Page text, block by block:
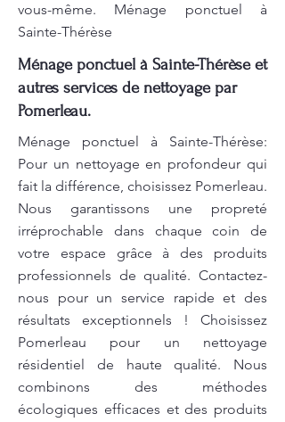
vous-même. Ménage ponctuel à
Sainte-Thérèse
Ménage ponctuel à Sainte-Thérèse et
autres services de nettoyage par
Pomerleau.
Ménage ponctuel à Sainte-Thérèse:
Pour un nettoyage en profondeur qui
fait la différence, choisissez Pomerleau.
Nous garantissons une propreté
irréprochable dans chaque coin de
votre espace grâce à des produits
professionnels de qualité. Contactez-
nous pour un service rapide et des
résultats exceptionnels ! Choisissez
Pomerleau pour un nettoyage
résidentiel de haute qualité. Nous
combinons des méthodes
écologiques efficaces et des produits